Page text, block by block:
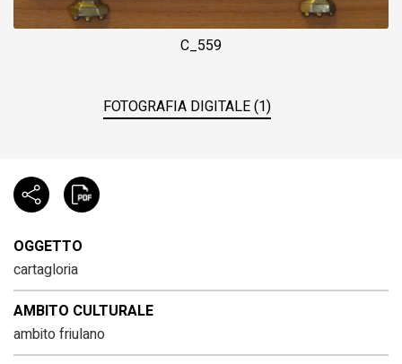
C_559
FOTOGRAFIA DIGITALE (1)
OGGETTO
cartagloria
AMBITO CULTURALE
ambito friulano